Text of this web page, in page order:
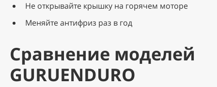
Не открывайте крышку на горячем моторе
Меняйте антифриз раз в год
Сравнение моделей
GURUENDURO